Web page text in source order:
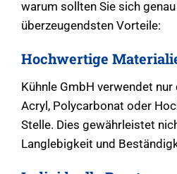
warum sollten Sie sich
überzeugendsten Vorteile:
Hochwertige
Kühnle GmbH verwendet
Acryl, Polycarbonat oder
Stelle. Dies gewährleistet
Langlebigkeit und